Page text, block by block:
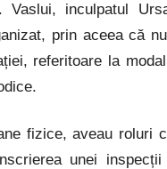
Vaslui, inculpatul
prin aceea că
referitoare la
fizice, aveau roluri
unei